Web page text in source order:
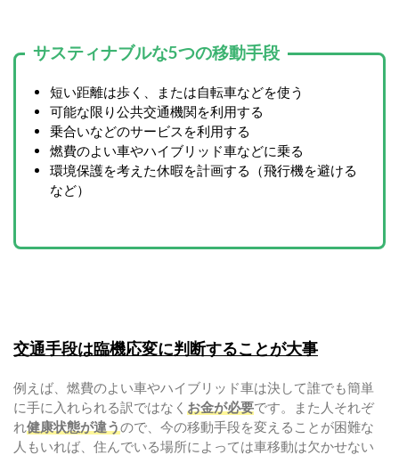
サスティナブルな5つの移動手段
短い距離は歩く、または自転車などを使う
可能な限り公共交通機関を利用する
乗合いなどのサービスを利用する
燃費のよい車やハイブリッド車などに乗る
環境保護を考えた休暇を計画する（飛行機を避ける
など）
交通手段は臨機応変に判断することが大事
例えば、燃費のよい車やハイブリッド車は決して誰でも簡単
に手に入れられる訳ではなく お金が必要です。また人それぞ
れ健康状態が違うので、今の移動手段を変えることが困難な
人もいれば、住んでいる場所によっては車移動は欠かせない